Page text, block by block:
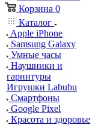
Корзина 0
Каталог
Apple iPhone
Samsung Galaxy
Умные часы
Наушники и
гарнитуры
Игрушки Labubu
Смартфоны
Google Pixel
Красота и здоровье